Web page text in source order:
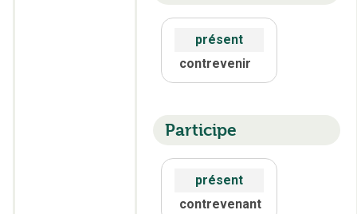
présent
contrevenir
Participe
présent
contrevenant